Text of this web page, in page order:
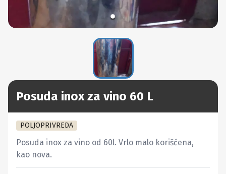
Posuda inox za vino 60 L
POLJOPRIVREDA
Posuda inox za vino od 60l. Vrlo malo korišćena,
kao nova.